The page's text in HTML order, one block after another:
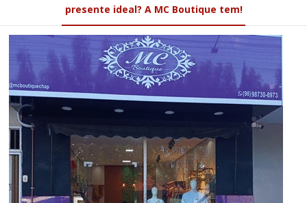
presente ideal? A MC Boutique tem!